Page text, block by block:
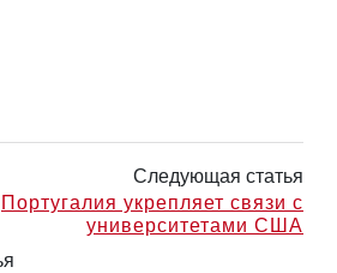
Следующая статья
Португалия укрепляет связи с
университетами США